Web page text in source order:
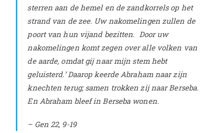
sterren aan de hemel en de zandkorrels op het
strand van de zee. Uw nakomelingen zullen de
poort van hun vijand bezitten. Door uw
nakomelingen komt zegen over alle volken van
de aarde, omdat gij naar mijn stem hebt
geluisterd.’Daarop keerde Abraham naar zijn
knechten terug; samen trokken zij naar Berseba.
En Abraham bleef in Berseba wonen.
– Gen 22, 9-19